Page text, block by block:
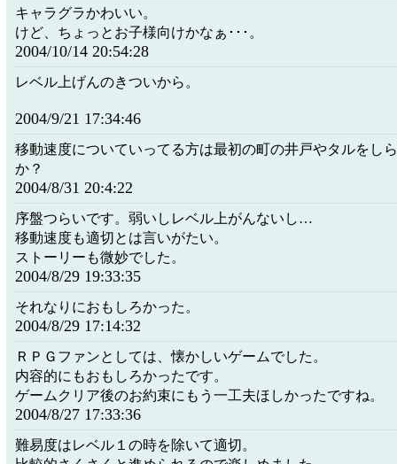
キャラグラかわいい。
けど、ちょっとお子様向けかなぁ･･･。
2004/10/14 20:54:28
レベル上げんのきついから。
2004/9/21 17:34:46
移動速度についていってる方は最初の町の井戸やタルをし
か？
2004/8/31 20:4:22
序盤つらいです。弱いしレベル上がんないし…
移動速度も適切とは言いがたい。
ストーリーも微妙でした。
2004/8/29 19:33:35
それなりにおもしろかった。
2004/8/29 17:14:32
ＲＰＧファンとしては、懐かしいゲームでした。
内容的にもおもしろかったです。
ゲームクリア後のお約束にもう一工夫ほしかったですね。
2004/8/27 17:33:36
難易度はレベル１の時を除いて適切。